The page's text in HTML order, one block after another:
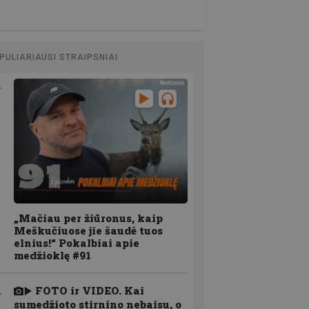
STRAIPSNIAI
„Mačiau per žiūronus, kaip
Meškučiuose jie šaudė tuos
elnius!“ Pokalbiai apie
medžioklę #91
FOTO ir VIDEO. Kai
sumedžioto stirnino nebaisu, o